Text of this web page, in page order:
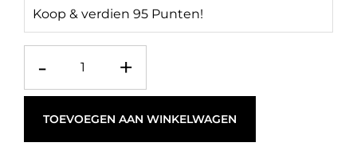
Koop & verdien 95 Punten!
- +
TOEVOEGEN AAN WINKELWAGEN